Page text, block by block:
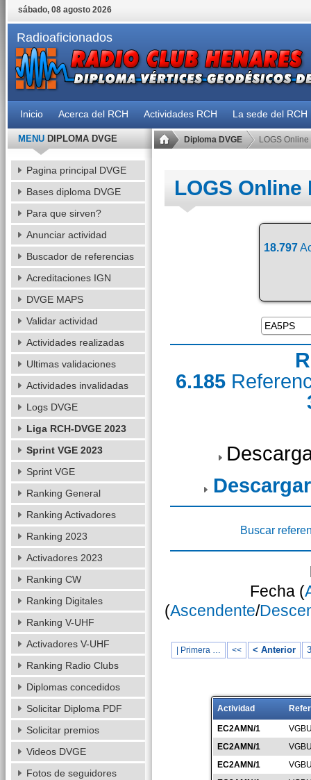
sábado, 08 agosto 2026
Radioaficionados
Inicio Acerca del RCH Actividades RCH La sede del RCH
Diploma DVGE LOGS Online
LOGS Online
18.797
6.185
Buscar
Fecha (
(Ascendente/
| Primera … << < Anterior
Actividad
EC2AMN/1
EC2AMN/1
EC2AMN/1
MENUDIPLOMA DVGE
Pagina principal DVGE
Bases diploma DVGE
Para que sirven?
Anunciar actividad
Buscador de referencias
Acreditaciones IGN
DVGE MAPS
Validar actividad
Actividades realizadas
Ultimas validaciones
Actividades invalidadas
Logs DVGE
Liga RCH-DVGE 2023
Sprint VGE 2023
Sprint VGE
Ranking General
Ranking Activadores
Ranking 2023
Activadores 2023
Ranking CW
Ranking Digitales
Ranking V-UHF
Activadores V-UHF
Ranking Radio Clubs
Diplomas concedidos
Solicitar Diploma PDF
Solicitar premios
Videos DVGE
Fotos de seguidores